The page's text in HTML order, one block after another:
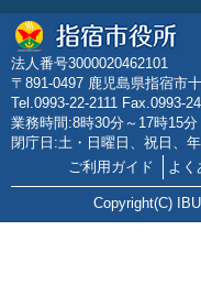
法人番号3000020462101
〒891-0497 鹿児島県指宿市
Tel.0993-22-2111 Fax.0993-
業務時間:8時30分～17時15分
閉庁日:土・日曜日、祝日、
ご利用ガイド
よく
Copyright(C)